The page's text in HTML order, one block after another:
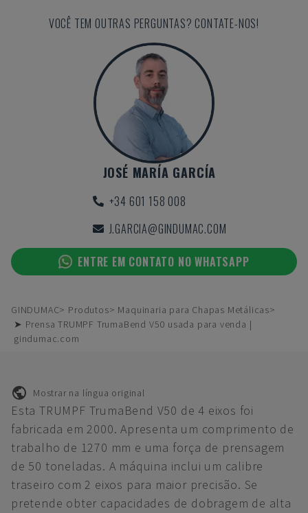
VOCÊ TEM OUTRAS PERGUNTAS? CONTATE-NOS!
JOSÉ MARÍA GARCÍA
+34 601 158 008
J.GARCIA@GINDUMAC.COM
ENTRE EM CONTATO NO WHATSAPP
GINDUMAC Produtos
Maquinaria para Chapas Metálicas
➤ Prensa TRUMPF TrumaBend V50 usada para venda |
gindumac.com
Mostrar na língua original
Esta TRUMPF TrumaBend V50 de 4 eixos foi
fabricada em 2000. Apresenta um comprimento de
trabalho de 1270 mm e uma força de prensagem
de 50 toneladas. A máquina inclui um calibre
traseiro com 2 eixos para maior precisão. Se
pretende obter capacidades de dobragem de alta